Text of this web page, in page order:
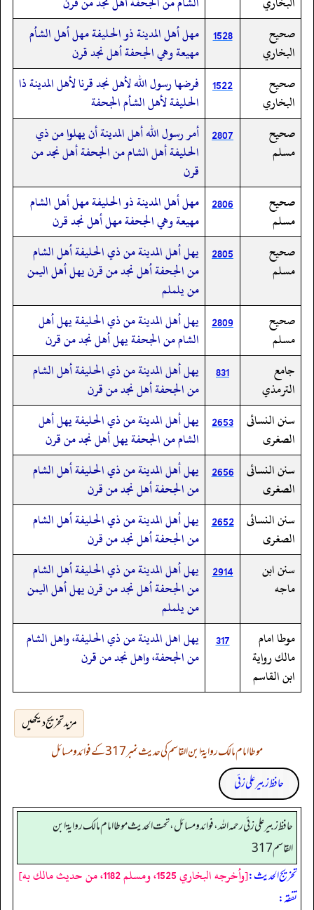
صحيح
البخاري
1528
مهل أهل المدينة ذو الحليفة مهل أهل الشأم
مهيعة وهي الجحفة أهل نجد قرن
صحيح
البخاري
1522
فرضها رسول الله لأهل نجد قرنا لأهل المدينة ذا
الحليفة لأهل الشأم الجحفة
صحيح
مسلم
2807 أمر رسول الله أهل المدينة أن يهلوا من ذي
الحليفة أهل الشام من الجحفة أهل نجد من
قرن
صحيح
مسلم
2806 مهل أهل المدينة ذو الحليفة مهل أهل الشام
مهيعة وهي الجحفة مهل أهل نجد قرن
صحيح
مسلم
2805 يهل أهل المدينة من ذي الحليفة أهل الشام
من الجحفة أهل نجد من قرن يهل أهل اليمن
من يلملم
صحيح
مسلم
2809 يهل أهل المدينة من ذي الحليفة يهل أهل
الشام من الجحفة يهل أهل نجد من قرن
جامع
الترمذي
831
يهل أهل المدينة من ذي الحليفة أهل الشام
من الجحفة أهل نجد من قرن
سنن النسائى
الصغرى
2653 يهل أهل المدينة من ذي الحليفة يهل أهل
الشام من الجحفة يهل أهل نجد من قرن
سنن النسائى
الصغرى
2656 يهل أهل المدينة من ذي الحليفة أهل الشام
من الجحفة أهل نجد من قرن
سنن النسائى
الصغرى
2652 يهل أهل المدينة من ذي الحليفة أهل الشام
من الجحفة أهل نجد من قرن
سنن ابن
ماجه
2914
يهل أهل المدينة من ذي الحليفة أهل الشام
من الجحفة أهل نجد من قرن يهل أهل اليمن
من يلملم
موطا امام
مالك رواية
ابن القاسم
317
يهل اهل المدينة من ذي الحليفة، واهل الشام
من الجحفة، واهل نجد من قرن
مزید تخریج دیکھیں
موطا امام مالک روایۃ ابن القاسم کی حدیث نمبر 317 کے فوائد و مسائل
حافظ زبیر علی زئی
حافظ زبير على زئي رحمه الله، فوائد و مسائل، تحت الحديث موطا امام مالك رواية ابن
القاسم 317
تخریج الحدیث:[وأخرجه البخاري 1525، ومسلم 1182، من حديث مالك به]
تفقہ: